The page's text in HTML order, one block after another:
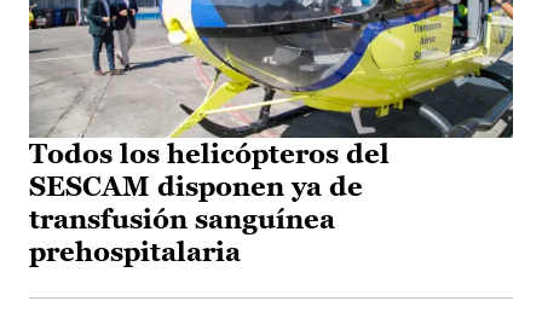
Todos los helicópteros del
SESCAM disponen ya de
transfusión sanguínea
prehospitalaria